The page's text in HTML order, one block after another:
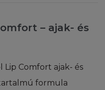
– ajak- és
Lip Comfort ajak- és
formula
adódó felelősséget.
felelősségi
hogy a honlapon
történik,
nem rendelkezik